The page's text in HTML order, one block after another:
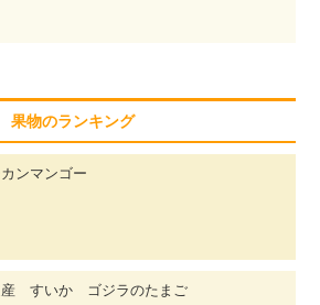
果物のランキング
ンマンゴー
産 すいか ゴジラのたまご